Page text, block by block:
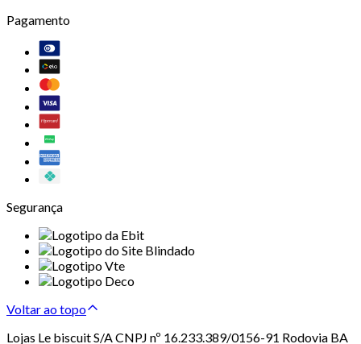
Pagamento
Segurança
Voltar ao topo
Lojas Le biscuit S/A CNPJ nº 16.233.389/0156-91 Rodovia BA